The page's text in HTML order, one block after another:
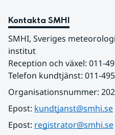
Kontakta SMHI
SMHI, Sveriges
institut
Reception och växel: 011-
Telefon kundtjänst: 011-
Organisationsnummer:
Epost: kundtjanst@smhi.se
Epost: registrator@smhi.se